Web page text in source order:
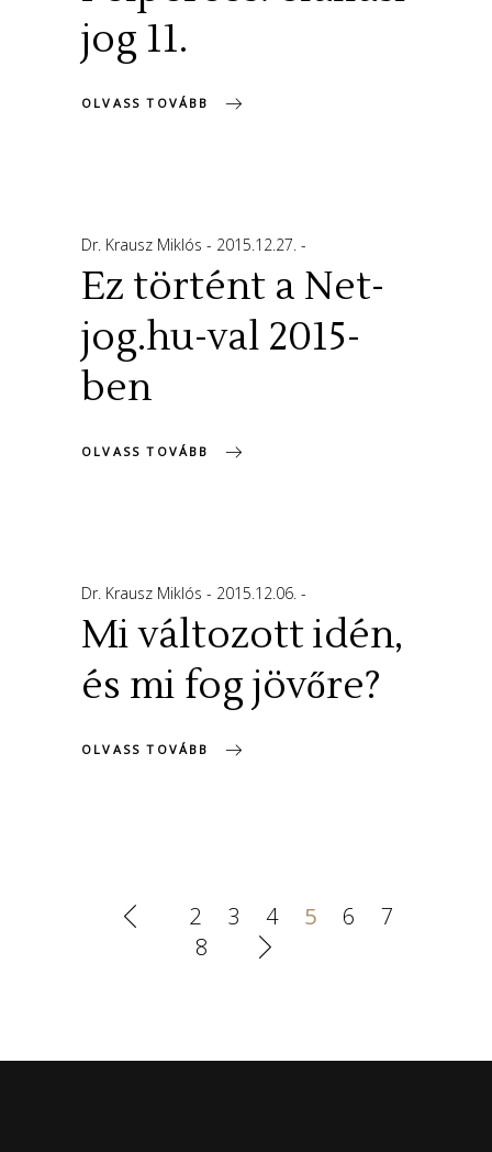
jog 11.
OLVASS TOVÁBB
Dr. Krausz Miklós 2015.12.27.
Ez történt a Net-
jog.hu-val 2015-
ben
OLVASS TOVÁBB
Dr. Krausz Miklós 2015.12.06.
Mi változott idén,
és mi fog jövőre?
OLVASS TOVÁBB
2 3 4 5 6
7
8